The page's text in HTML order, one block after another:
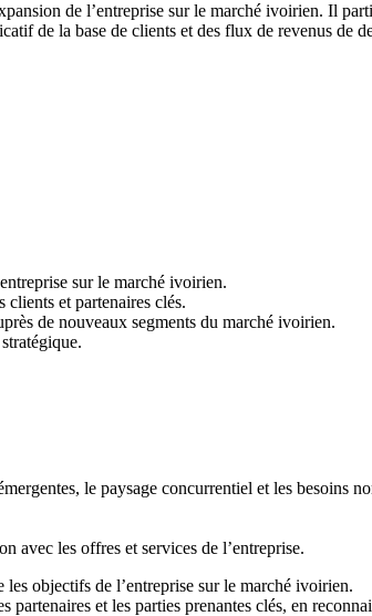
de l’entreprise sur le marché ivoirien. Il
de la base de clients et des flux de revenus de
sur le marché ivoirien.
et partenaires clés.
de nouveaux segments du marché ivoirien.
le paysage concurrentiel et les besoins
avec les offres et services de l’entreprise.
objectifs de l’entreprise sur le marché ivoirien.
et les parties prenantes clés, en